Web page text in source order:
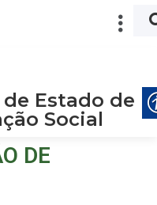
de Estado de
Social
DE